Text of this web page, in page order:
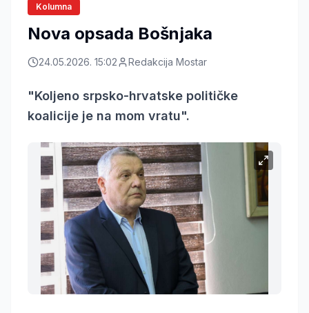
Kolumna
Nova opsada Bošnjaka
24.05.2026. 15:02 Redakcija Mostar
"Koljeno srpsko-hrvatske političke
koalicije je na mom vratu".